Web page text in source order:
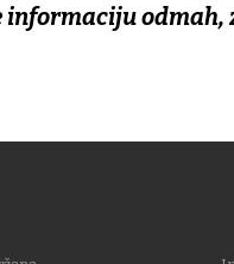
informaciju odmah,